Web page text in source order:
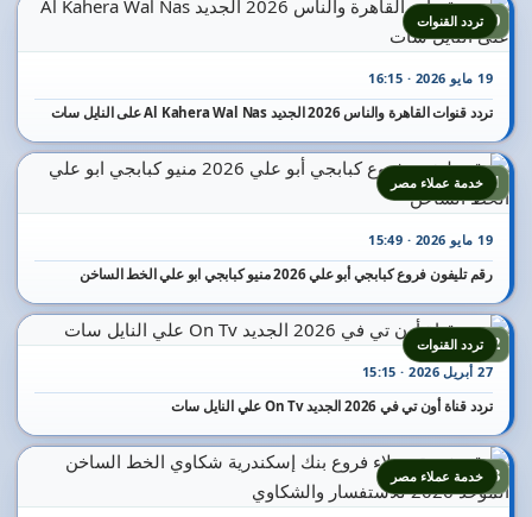
20
19 مايو 2026 · 16:15
تردد قنوات القاهرة والناس 2026 الجديد Al Kahera Wal Nas على النايل سات
تردد القنوات
21
19 مايو 2026 · 15:49
رقم تليفون فروع كبابجي أبو علي 2026 منيو كبابجي ابو علي الخط الساخن
خدمة عملاء مصر
22
27 أبريل 2026 · 15:15
تردد قناة أون تي في 2026 الجديد On Tv علي النايل سات
تردد القنوات
23 خدمة عملاء مصر